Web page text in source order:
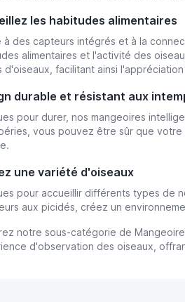
les habitudes alimentaires
à des capteurs intégrés et à la
alimentaires et l'activité des
d'oiseaux, facilitant ainsi
durable et résistant aux
pour durer, nos mangeoires
vous pouvez être sûr que
une variété d'oiseaux
pour accueillir différents types de
aux picidés, créez un
notre sous-catégorie de
d'observation des oiseaux,